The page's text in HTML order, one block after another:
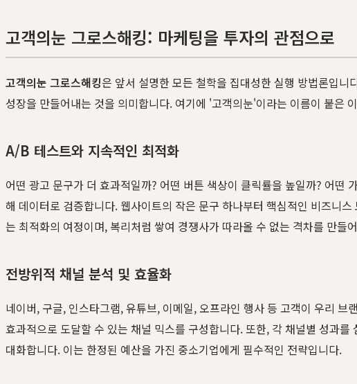
고객의눈 그로스해킹: 마케팅을 투자의 관점으로
고객의눈 그로스해킹은 앞서 설명한 모든 철학을 집대성한 실행 방법론입
성장을 만들어내는 것을 의미합니다. 여기에 '고객의눈'이라는 이름이 붙은
A/B 테스트와 지속적인 최적화
어떤 광고 문구가 더 효과적일까? 어떤 버튼 색상이 클릭률을 높일까? 어
해 데이터로 검증합니다. 웹사이트의 작은 문구 하나부터 핵심적인 비즈니
는 최적화의 여정이며, 복리처럼 쌓여 경쟁사가 따라올 수 없는 격차를 만들
전방위적 채널 분석 및 효율화
네이버, 구글, 인스타그램, 유튜브, 이메일, 오프라인 행사 등 고객이 우리 브
효과적으로 도달할 수 있는 채널 믹스를 구성합니다. 또한, 각 채널별 성과
대화합니다. 이는 한정된 예산을 가진 중소기업에게 필수적인 전략입니다.